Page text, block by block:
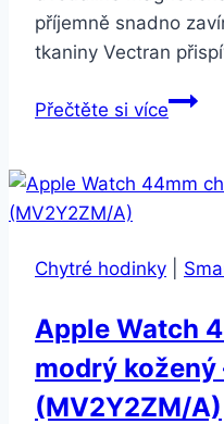
příjemně snadno
tkaniny Vectran
Přečtěte si víceApple
–
malý
Chytré hodinky
Apple Watch
modrý kožený
(MV2Y2ZM/A)